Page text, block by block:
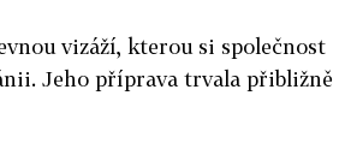
vizáží, kterou si společnost
Jeho příprava trvala přibližně